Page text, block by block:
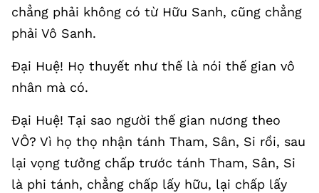
chẳng phải không có từ Hữu Sanh, cũng chẳng
phải Vô Sanh.
Đại Huệ! Họ thuyết như thế là nói thế gian vô
nhân mà có.
Đại Huệ! Tại sao người thế gian nương theo
VÔ? Vì họ thọ nhận tánh Tham, Sân, Si rồi, sau
lại vọng tưởng chấp trước tánh Tham, Sân, Si
là phi tánh, chẳng chấp lấy hữu, lại chấp lấy